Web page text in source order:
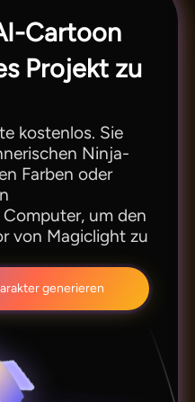
Cartoon
Projekt zu
kostenlos. Sie
Ninja-
Farben oder
um den
von Magiclight zu
generieren